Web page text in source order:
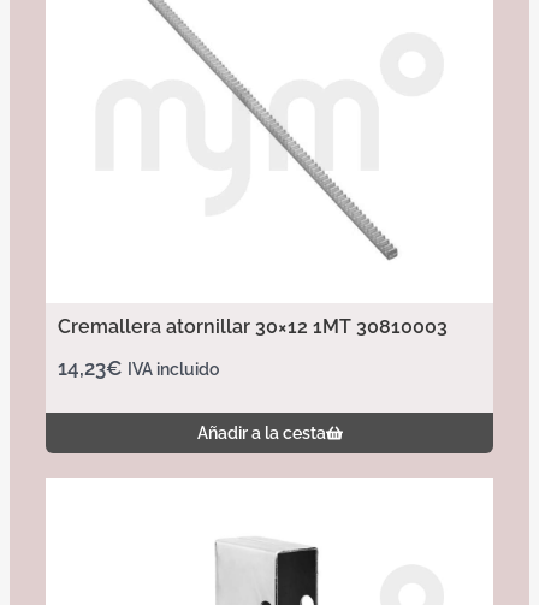
Cremallera atornillar 30×12 1MT 30810003
14,23€ IVA incluido
Añadir a la cesta